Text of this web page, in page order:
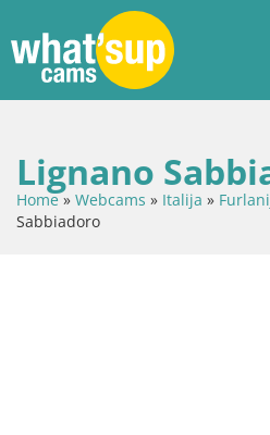
Lignano
Home» Webcams » Italija »
Sabbiadoro